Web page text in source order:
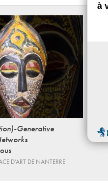
Generative
D’ART DE NANTERRE